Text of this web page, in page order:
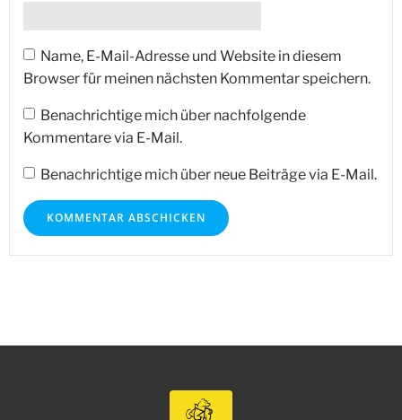
Name, E-Mail-Adresse und Website in diesem
Browser für meinen nächsten Kommentar speichern.
Benachrichtige mich über nachfolgende
Kommentare via E-Mail.
Benachrichtige mich über neue Beiträge via E-Mail.